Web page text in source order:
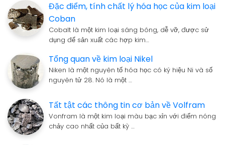
Đặc điểm, tính chất lý hóa học của kim loại
Coban
Cobalt là một kim loại sáng bóng, dễ vỡ, được sử
dụng để sản xuất các hợp kim…
Tổng quan về kim loại Nikel
Niken là một nguyên tố hóa học có ký hiệu Ni và số
nguyên tử 28. Nó là một …
Tất tật các thông tin cơ bản về Volfram
Vonfram là một kim loại màu bạc xỉn với điểm nóng
chảy cao nhất của bất kỳ …